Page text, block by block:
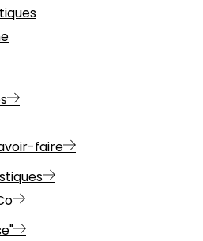
faire